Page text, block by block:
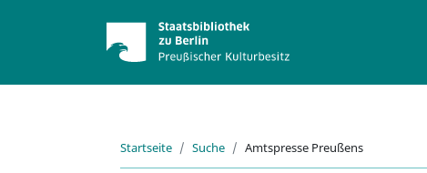
Startseite Suche Amtspresse Preußens